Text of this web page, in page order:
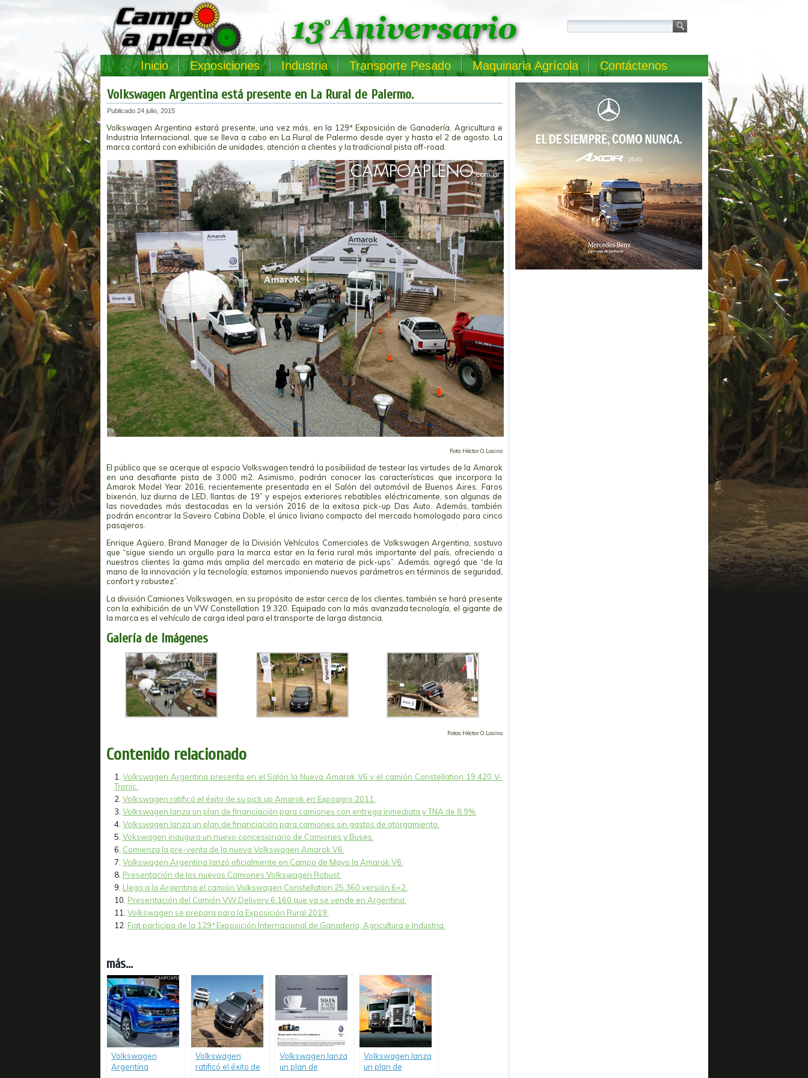
Inicio Exposiciones Industria Transporte Pesado Maquinaria Agrícola Contáctenos
Volkswagen Argentina está presente en La Rural de Palermo.
Publicado 24 julio, 2015
Volkswagen Argentina estará presente, una vez más, en la 129ª Exposición de Ganadería, Agricultura e
Industria Internacional, que se lleva a cabo en La Rural de Palermo desde ayer y hasta el 2 de agosto. La
marca contará con exhibición de unidades, atención a clientes y la tradicional pista off-road.
Foto: Héctor O. Losino
El público que se acerque al espacio Volkswagen tendrá la posibilidad de testear las virtudes de la Amarok
en una desafiante pista de 3.000 m2. Asimismo, podrán conocer las características que incorpora la
Amarok Model Year 2016, recientemente presentada en el Salón del automóvil de Buenos Aires. Faros
bixenón, luz diurna de LED, llantas de 19” y espejos exteriores rebatibles eléctricamente, son algunas de
las novedades más destacadas en la versión 2016 de la exitosa pick-up Das Auto. Además, también
podrán encontrar la Saveiro Cabina Doble, el único liviano compacto del mercado homologado para cinco
pasajeros.
Enrique Agüero, Brand Manager de la División Vehículos Comerciales de Volkswagen Argentina, sostuvo
que “sigue siendo un orgullo para la marca estar en la feria rural más importante del país, ofreciendo a
nuestros clientes la gama más amplia del mercado en materia de pick-ups”. Además, agregó que “de la
mano de la innovación y la tecnología, estamos imponiendo nuevos parámetros en términos de seguridad,
confort y robustez”.
La división Camiones Volkswagen, en su propósito de estar cerca de los clientes, también se hará presente
con la exhibición de un VW Constellation 19.320. Equipado con la más avanzada tecnología, el gigante de
la marca es el vehículo de carga ideal para el transporte de larga distancia.
Galería de Imágenes
Fotos: Héctor O. Losino
Contenido relacionado
Volkswagen Argentina presenta en el Salón la Nueva Amarok V6 y el camión Constellation 19.420 V-
Tronic.
Volkswagen ratificó el éxito de su pick up Amarok en Expoagro 2011.
Volkswagen lanza un plan de financiación para camiones con entrega inmediata y TNA de 8.9%.
Volkswagen lanza un plan de financiación para camiones sin gastos de otorgamiento.
Vokswagen inaugura un nuevo concesionario de Camiones y Buses.
Comienza la pre-venta de la nueva Volkswagen Amarok V6.
Volkswagen Argentina lanzó oficialmente en Campo de Mayo la Amarok V6.
Presentación de los nuevos Camiones Volkswagen Robust.
Llega a la Argentina el camión Volkswagen Constellation 25.360 versión 6×2.
Presentación del Camión VW Delivery 6.160 que ya se vende en Argentina.
Volkswagen se prepara para la Exposición Rural 2019.
Fiat participa de la 129ª Exposición Internacional de Ganadería, Agricultura e Industria.
más...
Volkswagen
Argentina
Volkswagen
ratificó el éxito de
Volkswagen lanza
un plan de
Volkswagen lanza
un plan de